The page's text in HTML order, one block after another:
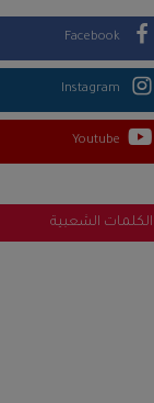
Facebook
Instagram
Youtube
الكلمات الشعبية